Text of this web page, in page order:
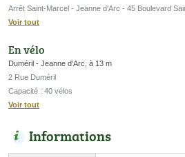
Arrêt Saint-Marcel - Jeanne d'Arc - 45 Boulevard
Voir tout
En vélo
Duméril - Jeanne d'Arc, à 13 m
2 Rue Duméril
Capacité : 40 vélos
Voir tout
Informations